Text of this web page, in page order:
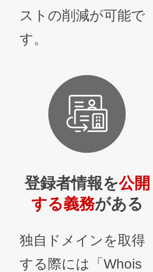
ストの削減が可能で
す。
登録者情報を公開
する義務がある
独自ドメインを取得
する際には「Whois